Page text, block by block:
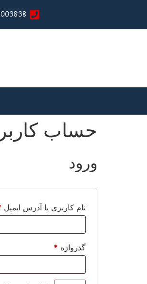
حساب
ورود
نام کاربری یا آدرس ایمیل
گذرواژه *